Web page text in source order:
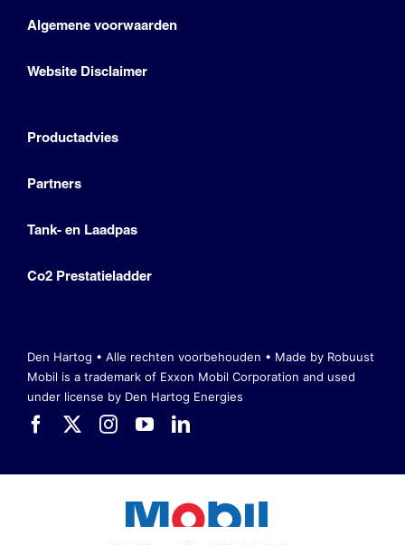
Algemene voorwaarden
Website Disclaimer
Productadvies
Partners
Tank- en Laadpas
Co2 Prestatieladder
Den Hartog • Alle rechten voorbehouden • Made by Robuust
Mobil is a trademark of Exxon Mobil Corporation and used
under license by Den Hartog Energies